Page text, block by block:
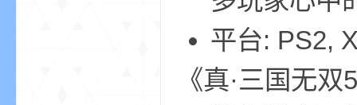
平台: PS2,
《真·三国无